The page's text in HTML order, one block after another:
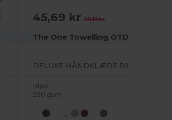
45,69 kr 58,13 kr
The One Towelling OTD50
DELUXE HÅNDKLÆDE 50
Blød
550 gsm